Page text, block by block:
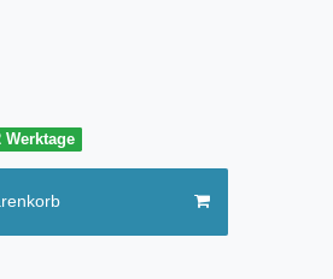
Werktage